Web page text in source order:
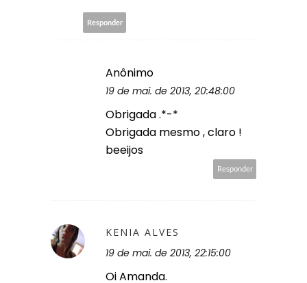
Responder
Anônimo
19 de mai. de 2013, 20:48:00
Obrigada .*-*
Obrigada mesmo , claro !
beeijos
Responder
KENIA ALVES
19 de mai. de 2013, 22:15:00
Oi Amanda.